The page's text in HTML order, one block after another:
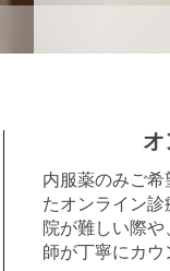
オ
内服薬のみご希
たオンライン
院が難しい際
師が丁寧にカウ